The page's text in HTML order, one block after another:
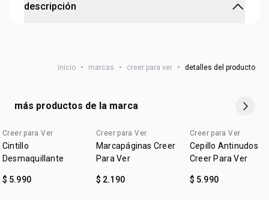
descripción
educación del país
•material: eco cuero.
inicio • marcas • creer para ver • detalles del producto
más productos de la marca
Creer para Ver
Cintillo
Desmaquillante
$ 5.990
edicion limitada
Creer para Ver
Marcapáginas Creer
Para Ver
$ 2.190
edicion limitada
Creer para Ver
Cepillo Antinudos
Creer Para Ver
$ 5.990